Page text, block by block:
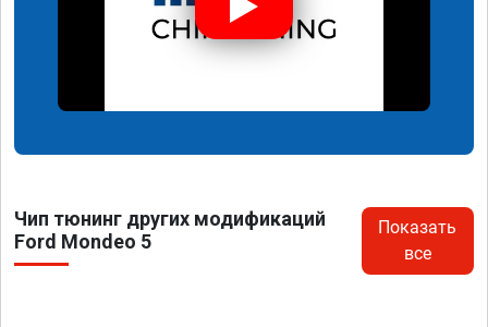
Чип тюнинг других модификаций
Ford Mondeo 5
Показать
все